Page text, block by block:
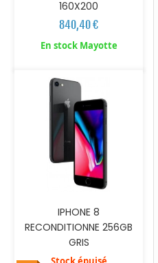
160X200
840,40 €
En stock Mayotte
IPHONE 8
RECONDITIONNE 256GB
GRIS